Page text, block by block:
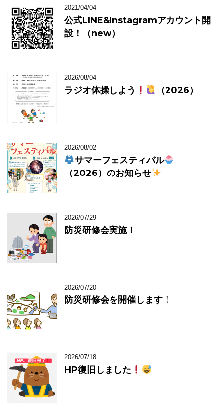
2021/04/04
公式LINE&Instagramアカウント開
設！（new）
2026/08/04
ラジオ体操しよう （2026）
2026/08/02
サマーフェスティバル
（2026）のお知らせ
2026/07/29
防災研修会実施！
2026/07/20
防災研修会を開催します！
2026/07/18
HP復旧しました